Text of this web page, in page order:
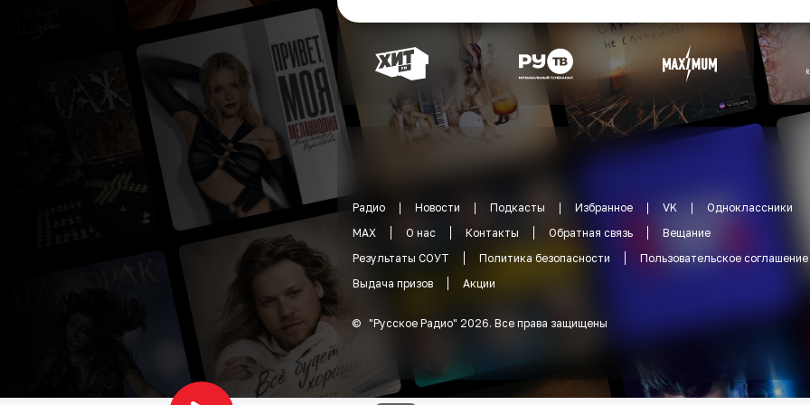
Радио Новости Подкасты Избранное VK
Одноклассники
MAX
О нас Контакты Обратная связь
Вещание
Результаты СОУТ
Политика безопасности
Пользовательское соглашение
Выдача призов
Акции
© "Русское Радио" 2026. Все права защищены